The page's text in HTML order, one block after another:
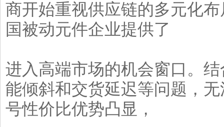
商开始重视供应链的多元化
国被动元件企业提供了
进入高端市场的机会窗口。
能倾斜和交货延迟等问题，
号性价比优势凸显，